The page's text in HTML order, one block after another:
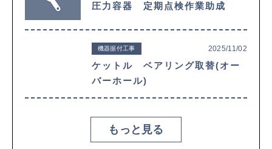
圧力容器 定期点検作業助成
機器据付工事 2025/11/02
ケットル ベアリング取替(オー
バーホール)
もっと見る